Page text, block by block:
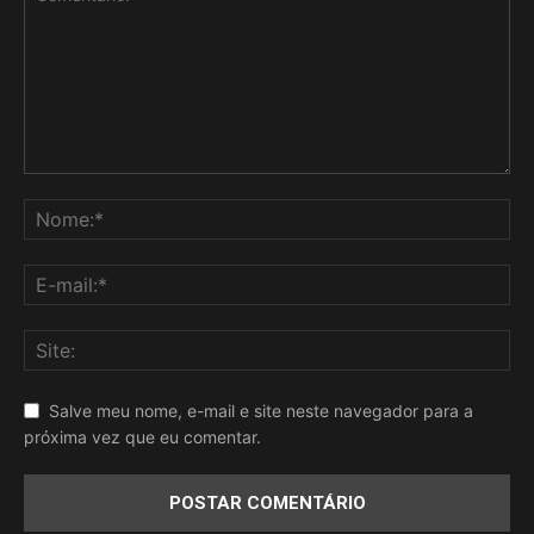
Salve meu nome, e-mail e site neste navegador para a
próxima vez que eu comentar.